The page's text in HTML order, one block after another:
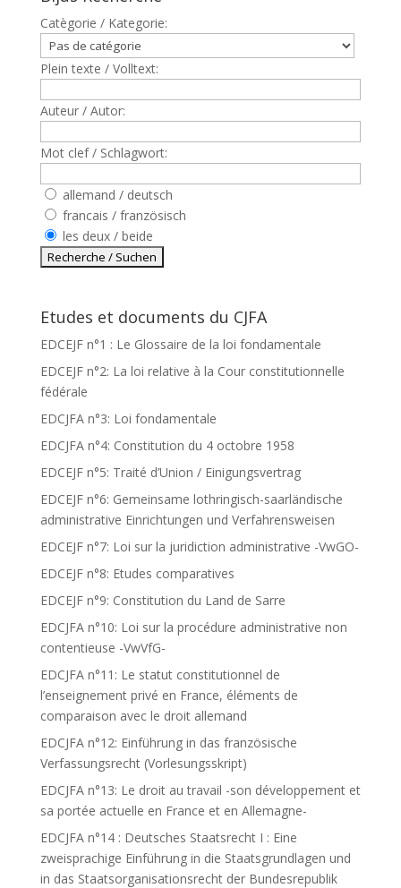
Catègorie / Kategorie:
Plein texte / Volltext:
Auteur / Autor:
Mot clef / Schlagwort:
allemand / deutsch
francais / französisch
les deux / beide
Etudes et documents du CJFA
EDCEJF n°1 : Le Glossaire de la loi fondamentale
EDCEJF n°2: La loi relative à la Cour constitutionnelle
fédérale
EDCJFA n°3: Loi fondamentale
EDCJFA n°4: Constitution du 4 octobre 1958
EDCEJF n°5: Traité d’Union / Einigungsvertrag
EDCEJF n°6: Gemeinsame lothringisch-saarländische
administrative Einrichtungen und Verfahrensweisen
EDCEJF n°7: Loi sur la juridiction administrative -VwGO-
EDCEJF n°8: Etudes comparatives
EDCEJF n°9: Constitution du Land de Sarre
EDCJFA n°10: Loi sur la procédure administrative non
contentieuse -VwVfG-
EDCJFA n°11: Le statut constitutionnel de
l’enseignement privé en France, éléments de
comparaison avec le droit allemand
EDCJFA n°12: Einführung in das französische
Verfassungsrecht (Vorlesungsskript)
EDCJFA n°13: Le droit au travail -son développement et
sa portée actuelle en France et en Allemagne-
EDCJFA n°14 : Deutsches Staatsrecht I : Eine
zweisprachige Einführung in die Staatsgrundlagen und
in das Staatsorganisationsrecht der Bundesrepublik